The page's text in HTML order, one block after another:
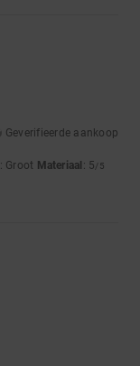
Geverifieerde aankoop
: Groot Materiaal : 5/5